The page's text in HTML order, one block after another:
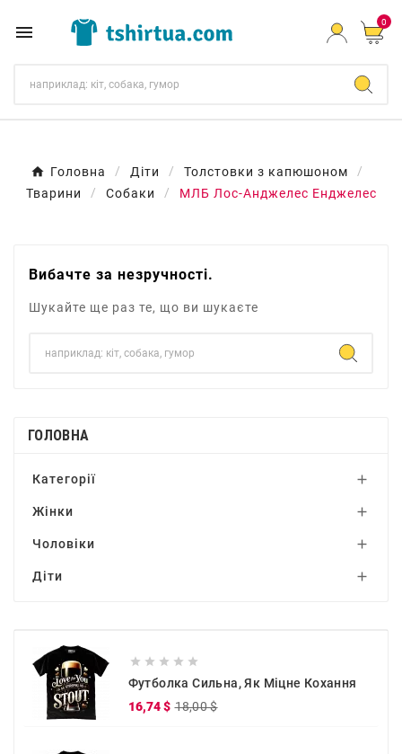
 0
Головна Діти
Толстовки з капюшоном
Тварини
Собаки МЛБ Лос-Анджелес Енджелес
Вибачте за незручності.
Шукайте ще раз те, що ви шукаєте
ГОЛОВНА
Категорії 
Жінки 
Чоловіки 
Діти 
    
Футболка Сильна, Як Міцне Кохання
16,74 $ 18,00 $